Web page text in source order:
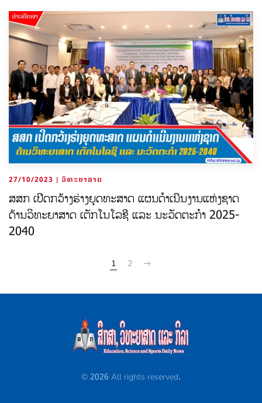
27/10/2023 | ວິທະຍາສາດ
ສສກ ເປີດກວ້າງຮ່າງຍຸດທະສາດ ແຜນດຳເນີນງານແຫ່ງຊາດ
ດ້ານວິທະຍາສາດ ເຕັກໂນໂລຊີ ແລະ ນະວັດຕະກໍາ 2025-
2040
1 2
©2026All rights reserved.